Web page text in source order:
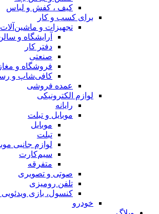
کیف ، کفش و لباس
برای کسب و کار
تجهیزات و ماشین‌آلات
آرایشگاه و
دفتر کار
صنعتی
فروشگاه و
کافی‌شاپ و
عمده فروشی
لوازم الکترونیکی
رایانه
موبایل و تبلت
موبایل
تبلت
لوازم جانبی
سیم‌کارت
متفرقه
صوتی و تصویری
تلفن رومیزی
کنسول، بازی‌ ویدئویی
خودرو